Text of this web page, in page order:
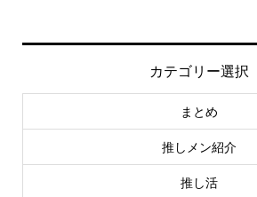
カテゴリー選択
まとめ
推しメン紹介
推し活